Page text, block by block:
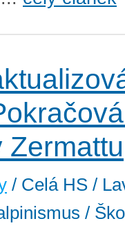
Zermattu
/ Celá HS /
/